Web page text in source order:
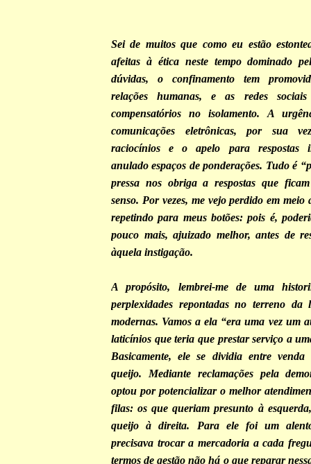
Sei de muitos que como eu estão
afeitas à ética neste tempo dominado
dúvidas, o confinamento tem
relações humanas, e as redes sociais
compensatórios no isolamento. A
comunicações eletrônicas, por sua
raciocínios e o apelo para respostas
anulado espaços de ponderações. Tudo é
pressa nos obriga a respostas que
senso. Por vezes, me vejo perdido em meio
repetindo para meus botões: pois é,
pouco mais, ajuizado melhor, antes de
àquela instigação.
A propósito, lembrei-me de uma
perplexidades repontadas no terreno
modernas. Vamos a ela “era uma vez um
laticínios que teria que prestar serviço a
Basicamente, ele se dividia entre
queijo. Mediante reclamações pela
optou por potencializar o melhor
filas: os que queriam presunto à
queijo à direita. Para ele foi um
precisava trocar a mercadoria a cada
termos de gestão não há o que reparar